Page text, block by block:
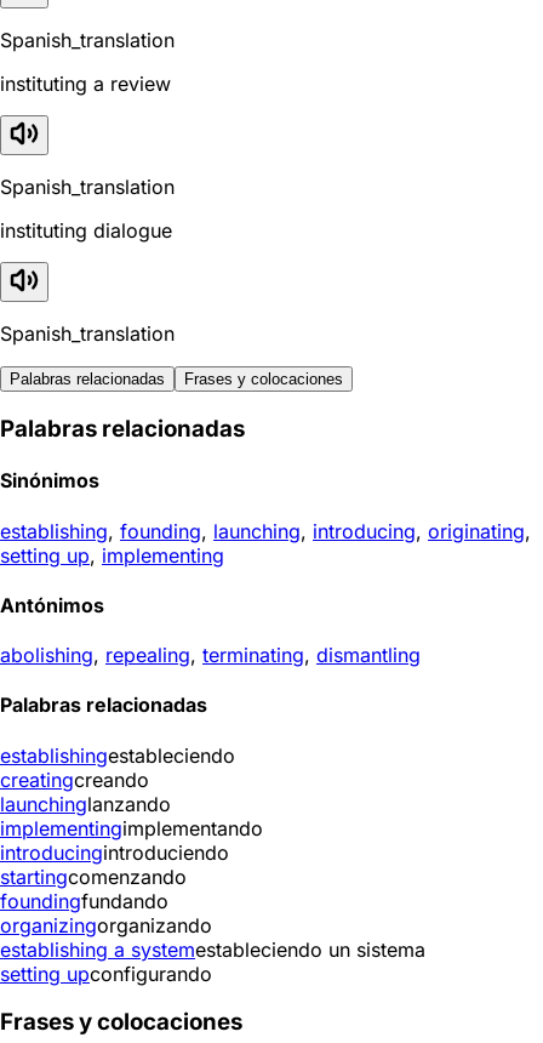
Spanish_translation
instituting a review
Spanish_translation
instituting dialogue
Spanish_translation
Palabras relacionadas Frases y colocaciones
Palabras relacionadas
Sinónimos
establishing, founding, launching, introducing, originating,
setting up, implementing
Antónimos
abolishing, repealing, terminating, dismantling
Palabras relacionadas
establishingestableciendo
creatingcreando
launchinglanzando
implementingimplementando
introducingintroduciendo
startingcomenzando
foundingfundando
organizingorganizando
establishing a systemestableciendo un sistema
setting upconfigurando
Frases y colocaciones